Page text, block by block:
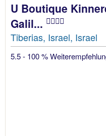
U Boutique
Galil...
Tiberias, Israel, Israel
5.5 - 100 %